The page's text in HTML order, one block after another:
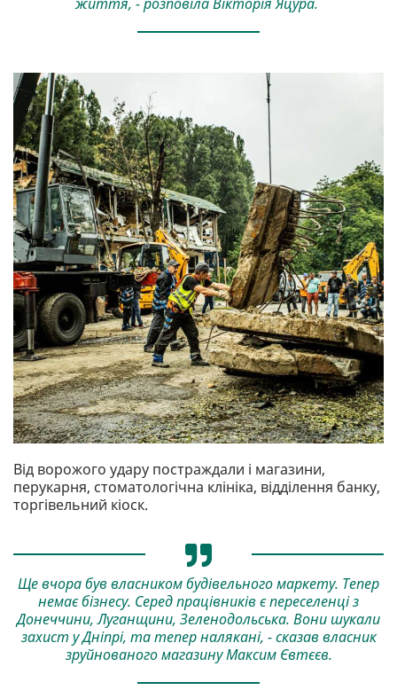
Від ворожого удару постраждали і магазини,
перукарня, стоматологічна клініка, відділення банку,
торгівельний кіоск.
Ще вчора був власником будівельного маркету. Тепер
немає бізнесу. Серед працівників є переселенці з
Донеччини, Луганщини, Зеленодольська. Вони шукали
захист у Дніпрі, та тепер налякані, - сказав власник
зруйнованого магазину Максим Євтєєв.